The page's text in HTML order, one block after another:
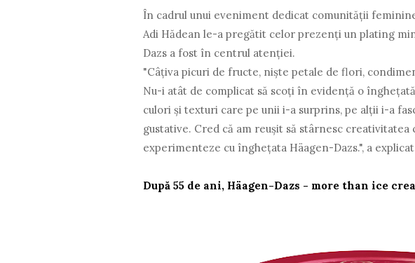
În cadrul unui eveniment dedicat comunității
Adi Hădean le-a pregătit celor prezenți un plating
Dazs a fost în centrul atenției.
"Câțiva picuri de fructe, niște petale de flori,
Nu-i atât de complicat să scoți în evidență o
culori și texturi care pe unii i-a surprins, pe alții i-a
gustative. Cred că am reușit să stârnesc
experimenteze cu înghețata Häagen-Dazs.", a
După 55 de ani, Häagen-Dazs - more than ice